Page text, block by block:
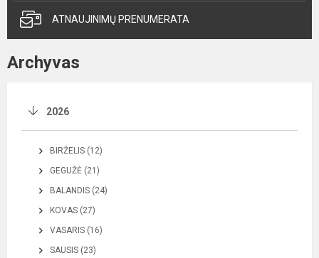
ATNAUJINIMŲ PRENUMERATA
Archyvas
2026
BIRŽELIS (12)
GEGUŽĖ (21)
BALANDIS (24)
KOVAS (27)
VASARIS (16)
SAUSIS (23)